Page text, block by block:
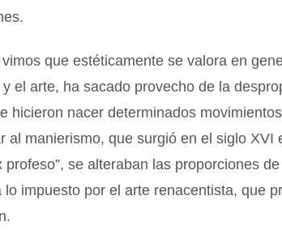
que estéticamente se valora en
el arte, ha sacado provecho de la
hicieron nacer determinados
al manierismo, que surgió en el siglo XVI
profeso”, se alteraban las proporciones
lo impuesto por el arte renacentista, que